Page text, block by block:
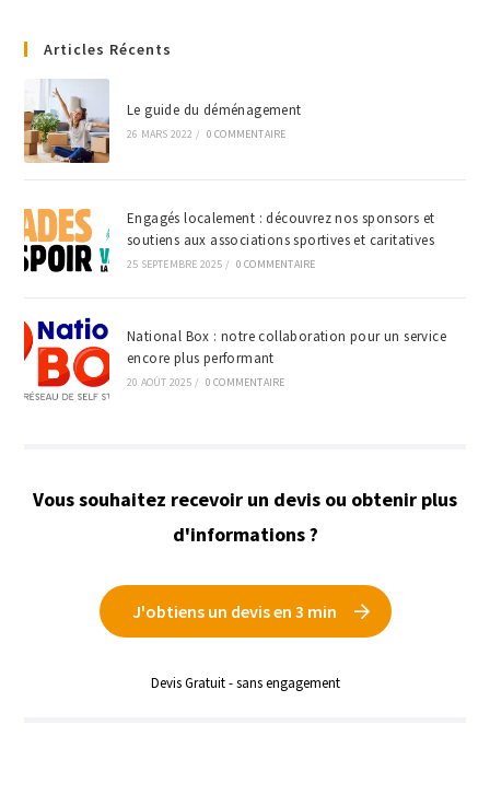
Articles Récents
Le guide du déménagement
26 MARS 2022 / 0 COMMENTAIRE
Engagés localement : découvrez nos sponsors et
soutiens aux associations sportives et caritatives
25 SEPTEMBRE 2025 / 0 COMMENTAIRE
National Box : notre collaboration pour un service
encore plus performant
20 AOÛT 2025 / 0 COMMENTAIRE
Vous souhaitez recevoir un devis ou obtenir plus
d'informations ?
J'obtiens un devis en 3 min
Devis Gratuit - sans engagement